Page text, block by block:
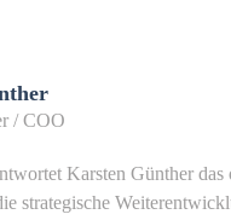
/ COO
Karsten Günther das
strategische